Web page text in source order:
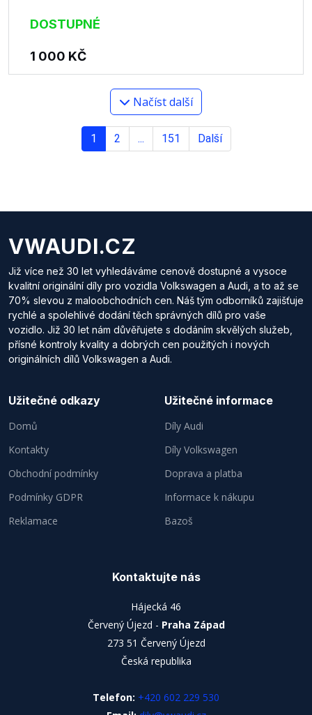
DOSTUPNÉ
1 000 KČ
Načíst další
1 2 ... 151 Další
VWAUDI.CZ
Již více než 30 let vyhledáváme cenově dostupné a vysoce
kvalitní originální díly pro vozidla Volkswagen a Audi, a to až se
70% slevou z maloobchodních cen. Náš tým odborníků zajišťuje
rychlé a spolehlivé dodání těch správných dílů pro vaše
vozidlo. Již 30 let nám důvěřujete s dodáním skvělých služeb,
přísné kontroly kvality a dobrých cen použitých i nových
originálních dílů Volkswagen a Audi.
Užitečné odkazy
Domů
Kontakty
Obchodní podmínky
Podmínky GDPR
Reklamace
Užitečné informace
Díly Audi
Díly Volkswagen
Doprava a platba
Informace k nákupu
Bazoš
Kontaktujte nás
Hájecká 46
Červený Újezd - Praha Západ
273 51 Červený Újezd
Česká republika
Telefon: +420 602 229 530